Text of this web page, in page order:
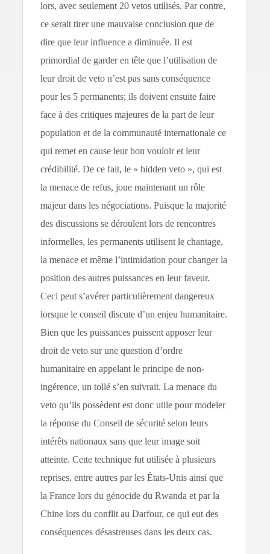
lors, avec seulement 20 vetos utilisés. Par contre,
ce serait tirer une mauvaise conclusion que de
dire que leur influence a diminuée. Il est
primordial de garder en tête que l’utilisation de
leur droit de veto n’est pas sans conséquence
pour les 5 permanents; ils doivent ensuite faire
face à des critiques majeures de la part de leur
population et de la communauté internationale ce
qui remet en cause leur bon vouloir et leur
crédibilité. De ce fait, le « hidden veto », qui est
la menace de refus, joue maintenant un rôle
majeur dans les négociations. Puisque la majorité
des discussions se déroulent lors de rencontres
informelles, les permanents utilisent le chantage,
la menace et même l’intimidation pour changer la
position des autres puissances en leur faveur.
Ceci peut s’avérer particulièrement dangereux
lorsque le conseil discute d’un enjeu humanitaire.
Bien que les puissances puissent apposer leur
droit de veto sur une question d’ordre
humanitaire en appelant le principe de non-
ingérence, un tollé s’en suivrait. La menace du
veto qu’ils possèdent est donc utile pour modeler
la réponse du Conseil de sécurité selon leurs
intérêts nationaux sans que leur image soit
atteinte. Cette technique fut utilisée à plusieurs
reprises, entre autres par les États-Unis ainsi que
la France lors du génocide du Rwanda et par la
Chine lors du conflit au Darfour, ce qui eut des
conséquences désastreuses dans les deux cas.